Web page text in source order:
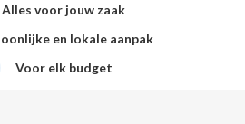
Alles voor jouw zaak
en lokale aanpak
Voor elk budget